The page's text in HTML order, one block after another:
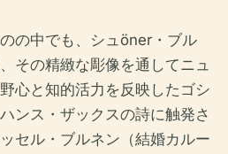
の中でも、シュöner・ブル
その精緻な彫像を通してニュ
心と知的活力​​を反映したゴシ
ンス・ザックスの詩に触発さ
セル・ブルネン（結婚カルー